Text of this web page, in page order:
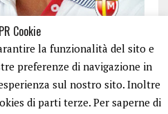
Cookie
la funzionalità del sito e
preferenze di navigazione in
sul nostro sito. Inoltre
di parti terze. Per saperne di